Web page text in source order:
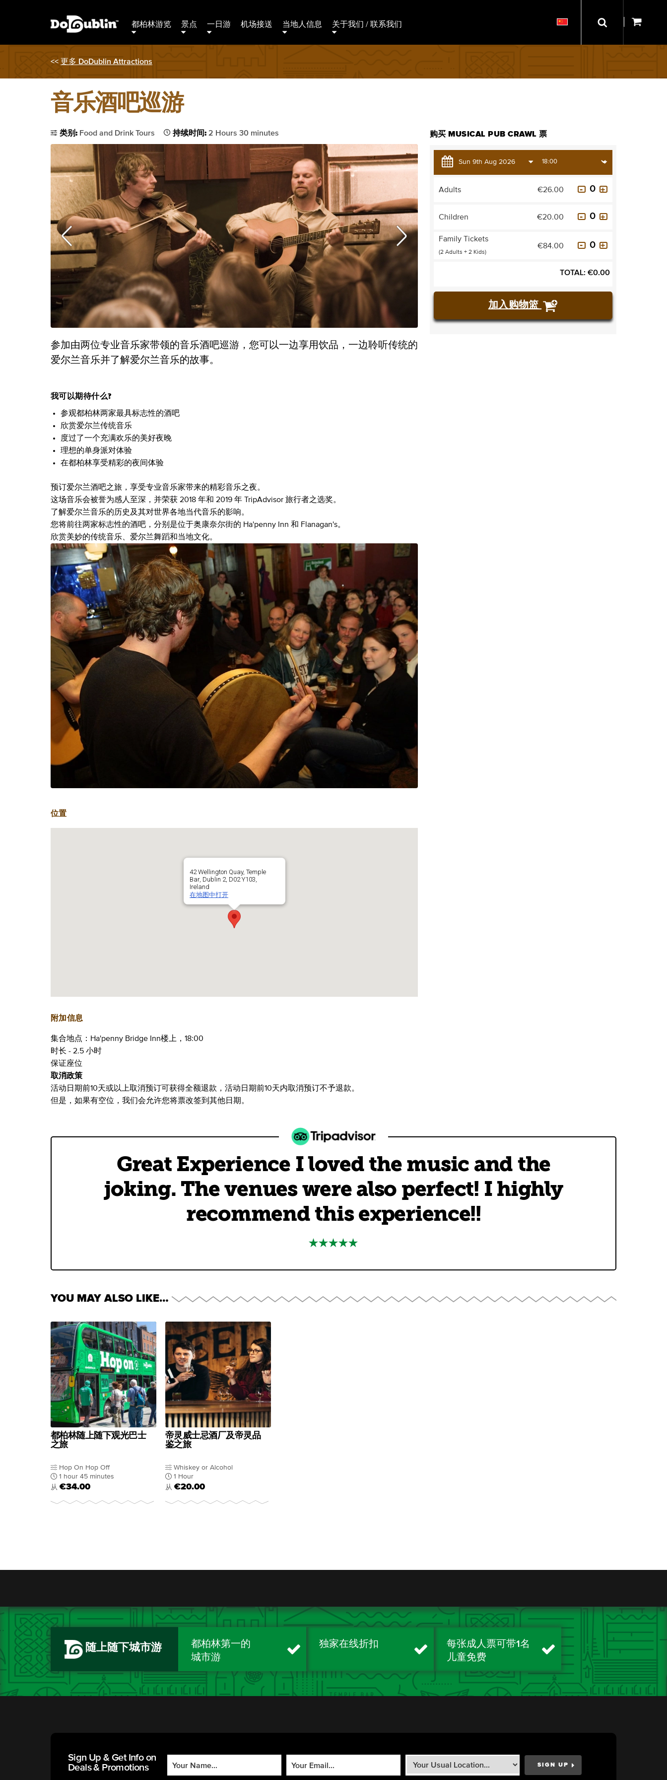
都柏林游览 景点 一日游 机场接送 当地人信息 关于我们 / 联系我们
<< 更多 DoDublin Attractions
音乐酒吧巡游
类别: Food and Drink Tours 持续时间: 2 Hours 30 minutes
参加由两位专业音乐家带领的音乐酒吧巡游，您可以一边享用饮品，一边聆听传统的
爱尔兰音乐并了解爱尔兰音乐的故事。
我可以期待什么?
参观都柏林两家最具标志性的酒吧
欣赏爱尔兰传统音乐
度过了一个充满欢乐的美好夜晚
理想的单身派对体验
在都柏林享受精彩的夜间体验
预订爱尔兰酒吧之旅，享受专业音乐家带来的精彩音乐之夜。
这场音乐会被誉为感人至深，并荣获 2018 年和 2019 年 TripAdvisor 旅行者之选奖。
了解爱尔兰音乐的历史及其对世界各地当代音乐的影响。
您将前往两家标志性的酒吧，分别是位于奥康奈尔街的 Ha'penny Inn 和 Flanagan's。
欣赏美妙的传统音乐、爱尔兰舞蹈和当地文化。
位置
42 Wellington Quay, Temple
Bar, Dublin 2, D02 Y103,
Ireland
在地图中打开
附加信息
集合地点：Ha'penny Bridge Inn楼上，18:00
时长 - 2.5 小时
保证座位
取消政策
活动日期前10天或以上取消预订可获得全额退款，活动日期前10天内取消预订不予退款。
但是，如果有空位，我们会允许您将票改签到其他日期。
购买 MUSICAL PUB CRAWL 票
Adults €26.00
Children €20.00
Family Tickets
(2 Adults + 2 Kids)
€84.00
TOTAL: €0.00
加入购物篮
Great Experience I loved the music and the
joking. The venues were also perfect! I highly
recommend this experience!!
YOU MAY ALSO LIKE…
都柏林随上随下观光巴士
之旅
Hop On Hop Off
1 hour 45 minutes
从 €34.00
帝灵威士忌酒厂及帝灵品
鉴之旅
Whiskey or Alcohol
1 Hour
从 €20.00
随上随下城市游
都柏林第一的
城市游
独家在线折扣
每张成人票可带1名
儿童免费
Sign Up & Get Info on
Deals & Promotions